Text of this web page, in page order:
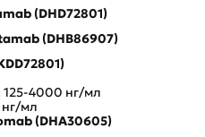
(DHD72801)
(DHB86907)
4000 нг/мл
нг/мл
(DHA30605)